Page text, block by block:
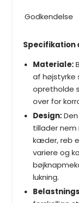
Godkendelse
Specifikation
Materiale:
af højstyrke
opretholde
over for
Design:
tillader
kæder, reb
variere og
lukning.